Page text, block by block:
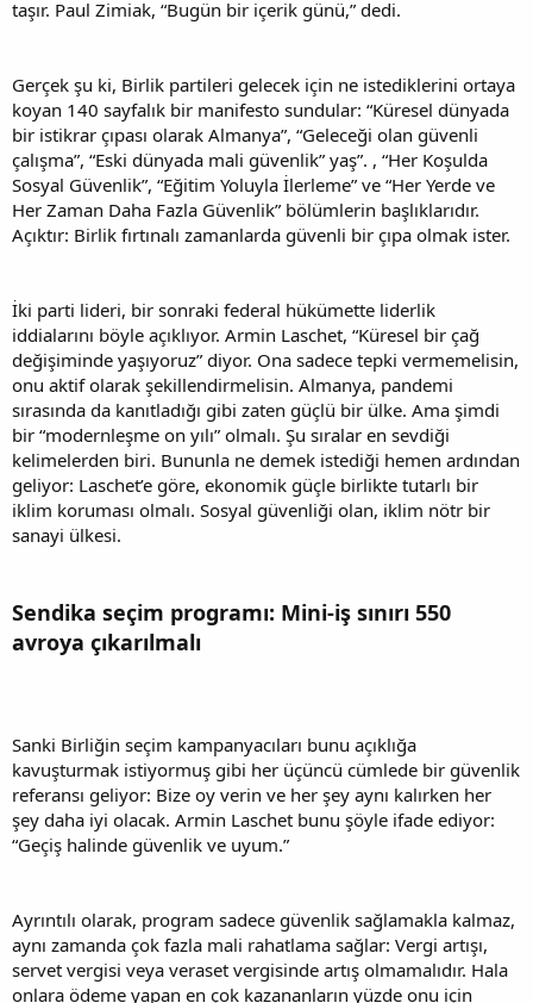
taşır. Paul Zimiak, “Bugün bir içerik günü,” dedi.
Gerçek şu ki, Birlik partileri gelecek için ne istediklerini ortaya
koyan 140 sayfalık bir manifesto sundular: “Küresel dünyada
bir istikrar çıpası olarak Almanya”, “Geleceği olan güvenli
çalışma”, “Eski dünyada mali güvenlik” yaş”. , “Her Koşulda
Sosyal Güvenlik”, “Eğitim Yoluyla İlerleme” ve “Her Yerde ve
Her Zaman Daha Fazla Güvenlik” bölümlerin başlıklarıdır.
Açıktır: Birlik fırtınalı zamanlarda güvenli bir çıpa olmak ister.
İki parti lideri, bir sonraki federal hükümette liderlik
iddialarını böyle açıklıyor. Armin Laschet, “Küresel bir çağ
değişiminde yaşıyoruz” diyor. Ona sadece tepki vermemelisin,
onu aktif olarak şekillendirmelisin. Almanya, pandemi
sırasında da kanıtladığı gibi zaten güçlü bir ülke. Ama şimdi
bir “modernleşme on yılı” olmalı. Şu sıralar en sevdiği
kelimelerden biri. Bununla ne demek istediği hemen ardından
geliyor: Laschet’e göre, ekonomik güçle birlikte tutarlı bir
iklim koruması olmalı. Sosyal güvenliği olan, iklim nötr bir
sanayi ülkesi.
Sendika seçim programı: Mini-iş sınırı 550
avroya çıkarılmalı
Sanki Birliğin seçim kampanyacıları bunu açıklığa
kavuşturmak istiyormuş gibi her üçüncü cümlede bir güvenlik
referansı geliyor: Bize oy verin ve her şey aynı kalırken her
şey daha iyi olacak. Armin Laschet bunu şöyle ifade ediyor:
“Geçiş halinde güvenlik ve uyum.”
Ayrıntılı olarak, program sadece güvenlik sağlamakla kalmaz,
aynı zamanda çok fazla mali rahatlama sağlar: Vergi artışı,
servet vergisi veya veraset vergisinde artış olmamalıdır. Hala
onlara ödeme yapan en çok kazananların yüzde onu için